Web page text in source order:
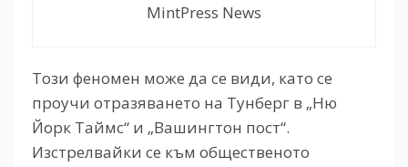
MintPress News
Този феномен може да се види, като се
проучи отразяването на Тунберг в „Ню
Йорк Таймс“ и „Вашингтон пост“.
Изстрелвайки се към общественото